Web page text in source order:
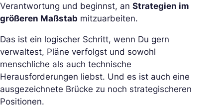
Verantwortung und beginnst, an Strategien im
größeren Maßstab mitzuarbeiten.
Das ist ein logischer Schritt, wenn Du gern
verwaltest, Pläne verfolgst und sowohl
menschliche als auch technische
Herausforderungen liebst. Und es ist auch eine
ausgezeichnete Brücke zu noch strategischeren
Positionen.